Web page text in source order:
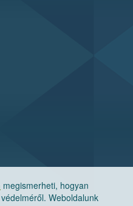
megismerheti, hogyan
Weboldalunk